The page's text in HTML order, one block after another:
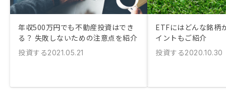
年収500万円でも不動産投資はでき
る？ 失敗しないための注意点を紹介
投資する2021.05.21
ETFにはどんな銘柄
イントもご紹介
投資する2020.10.30